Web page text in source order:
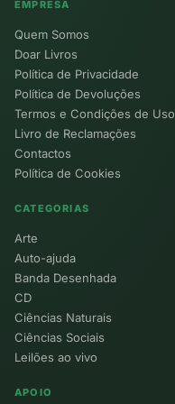
EMPRESA
Quem Somos
Doar Livros
Política de Privacidade
Política de Devoluções
Termos e Condições de Uso
Livro de Reclamações
Contactos
Política de Cookies
CATEGORIAS
Arte
Auto-ajuda
Banda Desenhada
CD
Ciências Naturais
Ciências Sociais
Leilões ao vivo
APOIO